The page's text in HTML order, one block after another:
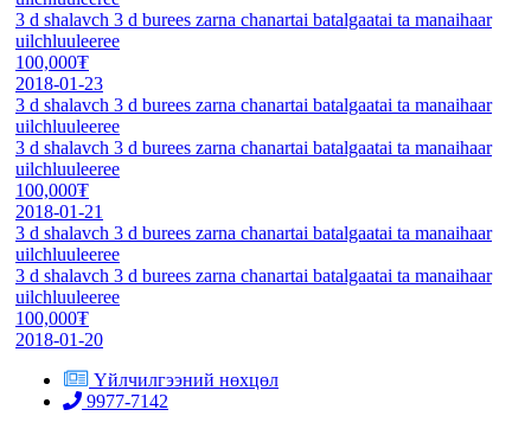
3 d shalavch 3 d burees zarna chanartai batalgaatai ta manaihaar
uilchluuleeree
100,000₮
2018-01-23
3 d shalavch 3 d burees zarna chanartai batalgaatai ta manaihaar
uilchluuleeree
3 d shalavch 3 d burees zarna chanartai batalgaatai ta manaihaar
uilchluuleeree
100,000₮
2018-01-21
3 d shalavch 3 d burees zarna chanartai batalgaatai ta manaihaar
uilchluuleeree
3 d shalavch 3 d burees zarna chanartai batalgaatai ta manaihaar
uilchluuleeree
100,000₮
2018-01-20
Үйлчилгээний нөхцөл
9977-7142